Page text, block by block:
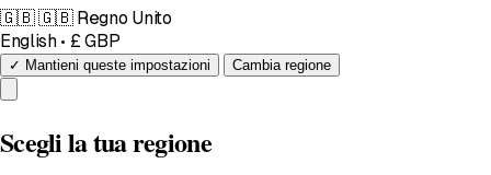
🇬🇧🇬🇧 Regno Unito
English • £ GBP
✓ Mantieni queste impostazioni Cambia regione
Scegli la tua regione